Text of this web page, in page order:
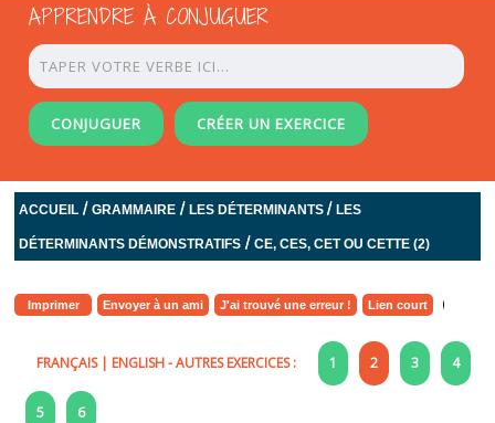
APPRENDRE À CONJUGUER
CONJUGUER CRÉER UN EXERCICE
ACCUEIL /GRAMMAIRE /LES DÉTERMINANTS/LES
DÉTERMINANTS DÉMONSTRATIFS /CE, CES, CET OU CETTE (2)
Imprimer Envoyer à un ami J'ai trouvé une erreur ! Lien court
FRANÇAIS| ENGLISH- AUTRES EXERCICES : 1 2 3 4
5 6